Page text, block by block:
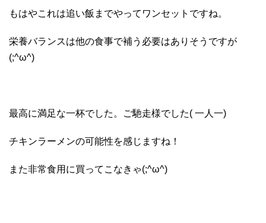
もはやこれは追い飯までやってワンセットですね。
栄養バランスは他の食事で補う必要はありそうですが
(;^ω^)
最高に満足な一杯でした。ご馳走様でした( 一人一)
チキンラーメンの可能性を感じますね！
また非常食用に買ってこなきゃ(;^ω^)